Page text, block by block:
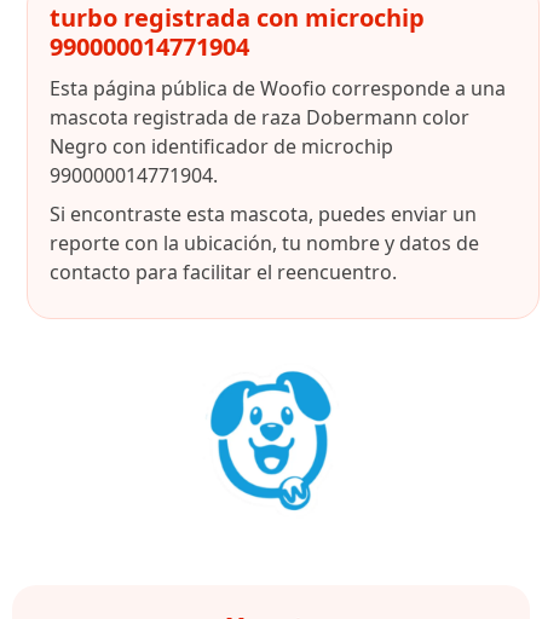
turbo registrada con microchip
990000014771904
Esta página pública de Woofio corresponde a una
mascota registrada de raza Dobermann color
Negro con identificador de microchip
990000014771904.
Si encontraste esta mascota, puedes enviar un
reporte con la ubicación, tu nombre y datos de
contacto para facilitar el reencuentro.